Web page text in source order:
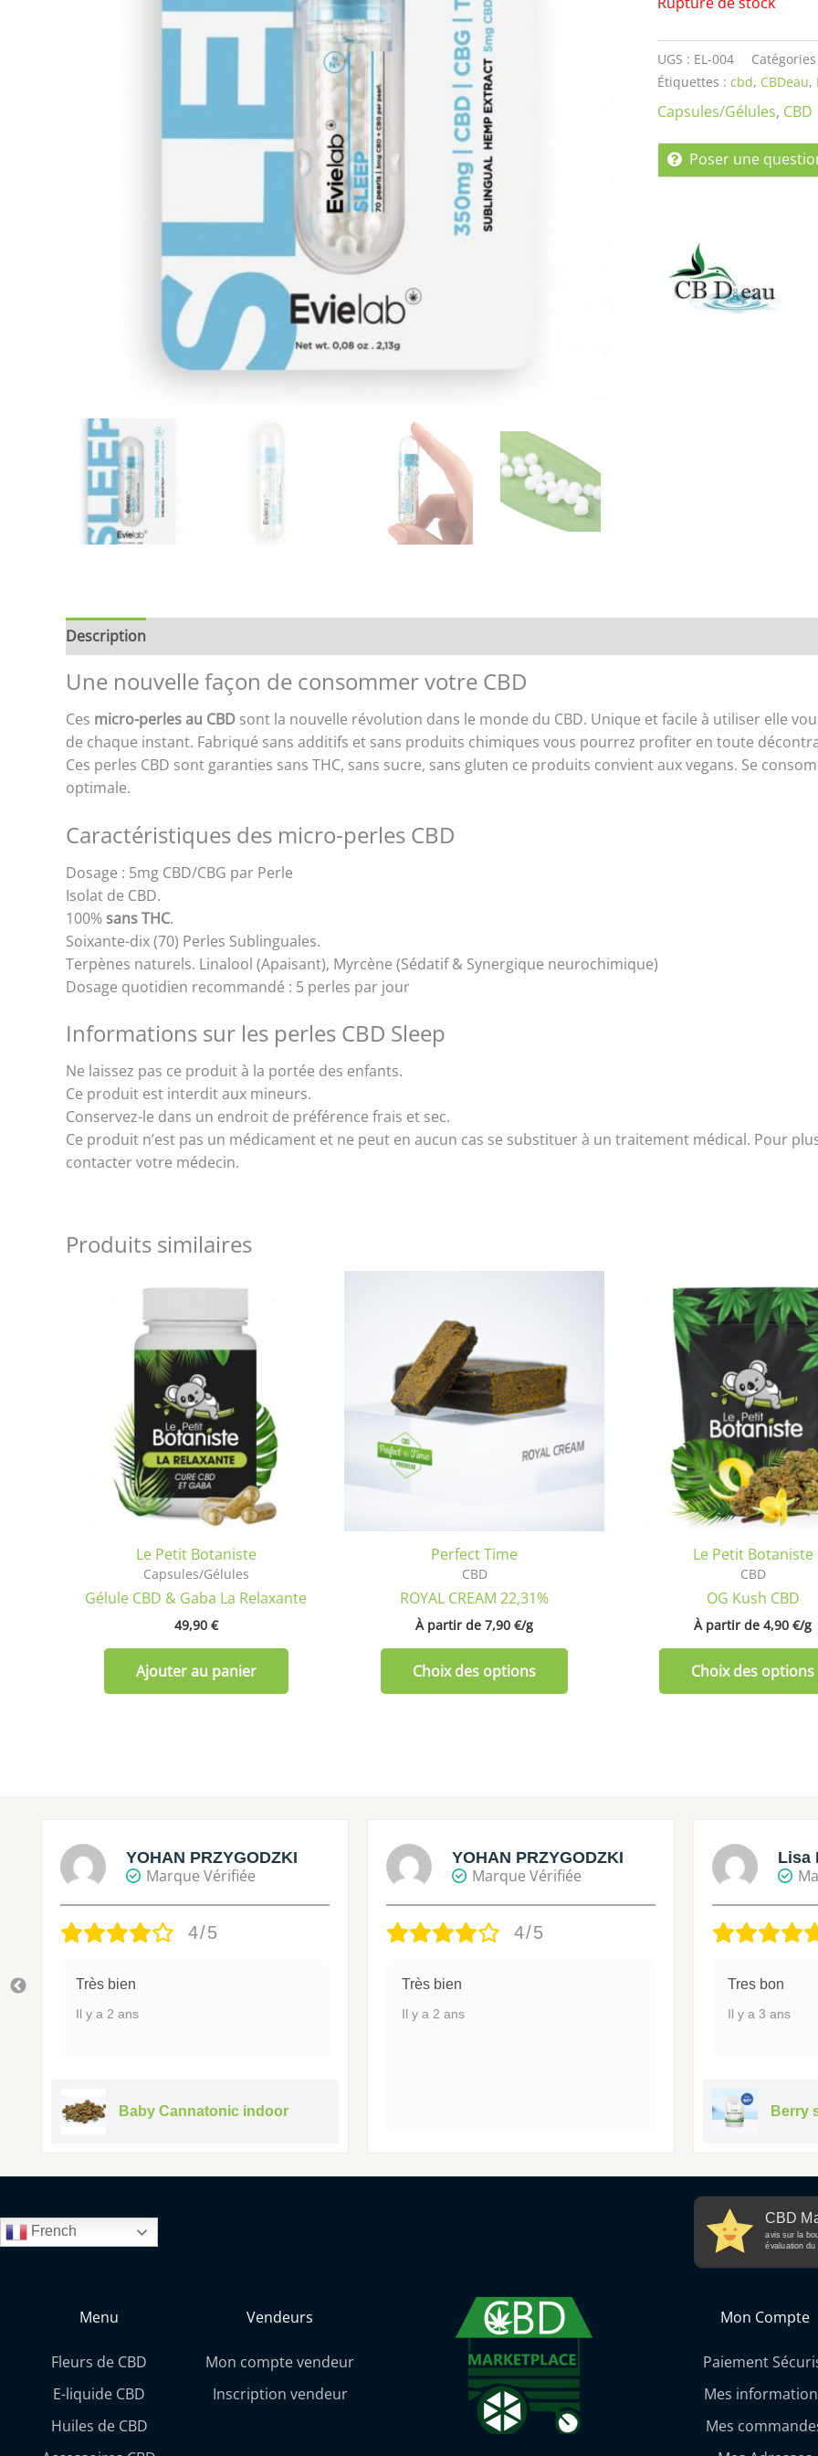
UGS : EL-004
Étiquettes : cbd, CBDeau,
Capsules/Gélules, CBD
Poser une
Description
Une nouvelle façon de consommer votre CBD
Ces micro-perles au CBD sont la nouvelle révolution dans le monde du CBD. Unique et facile à utiliser elle
de chaque instant. Fabriqué sans additifs et sans produits chimiques vous pourrez profiter en toute
Ces perles CBD sont garanties sans THC, sans sucre, sans gluten ce produits convient aux vegans. Se
optimale.
Caractéristiques des micro-perles CBD
Dosage : 5mg CBD/CBG par Perle
Isolat de CBD.
100%sans THC.
Soixante-dix (70) Perles Sublinguales.
Terpènes naturels. Linalool (Apaisant), Myrcène (Sédatif & Synergique neurochimique)
Dosage quotidien recommandé : 5 perles par jour
Informations sur les perles CBD Sleep
Ne laissez pas ce produit à la portée des enfants.
Ce produit est interdit aux mineurs.
Conservez-le dans un endroit de préférence frais et sec.
Ce produit n’est pas un médicament et ne peut en aucun cas se substituer à un traitement médical. Pour
contacter votre médecin.
Produits similaires
Le Petit Botaniste
Capsules/Gélules
Gélule CBD & Gaba La Relaxante
49,90 €
Ajouter au panier
Perfect Time
CBD
ROYAL CREAM 22,31%
À partir de 7,90 €/g
Choix des options
variations.
peuvent
la
Le Petit Botaniste
CBD
OG Kush CBD
À partir de 4,90 €/g
Choix des options
YOHAN PRZYGODZKI
Marque Vérifiée
4/5
Très bien
Il y a 2 ans
Baby Cannatonic indoor
YOHAN PRZYGODZKI
Marque Vérifiée
4/5
Très bien
Il y a 2 ans
Lisa
Tres bon
Il y a 3 ans
Berry
French
CBD
avis sur la
évaluation du
Menu
Fleurs de CBD
E-liquide CBD
Huiles de CBD
Vendeurs
Mon compte vendeur
Inscription vendeur
Mon Compte
Paiement
Mes
Mes